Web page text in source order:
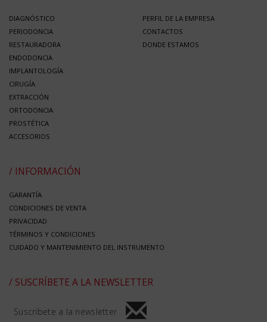
DIAGNÓSTICO
PERIODONCIA
RESTAURADORA
ENDODONCIA
IMPLANTOLOGÍA
CIRUGÍA
EXTRACCIÓN
ORTODONCIA
PROSTÉTICA
ACCESORIOS
PERFIL DE LA EMPRESA
CONTACTOS
DONDE ESTAMOS
/ INFORMACIÓN
GARANTÍA
CONDICIONES DE VENTA
PRIVACIDAD
TÉRMINOS Y CONDICIONES
CUIDADO Y MANTENIMIENTO DEL INSTRUMENTO
/ SUSCRÍBETE A LA NEWSLETTER
Suscríbete a la newsletter